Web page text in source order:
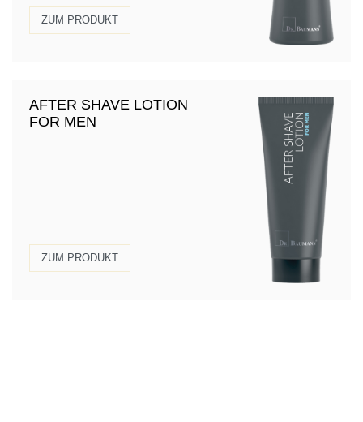
ZUM PRODUKT
AFTER SHAVE LOTION
FOR MEN
ZUM PRODUKT